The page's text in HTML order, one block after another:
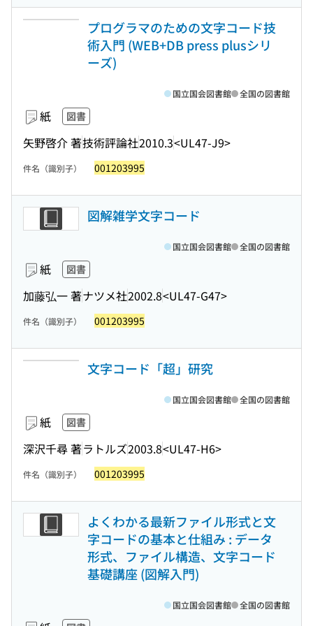
プログラマのための文字コード技
術入門 (WEB+DB press plusシリ
ーズ)
紙 図書
矢野啓介 著技術評論社2010.3<UL47-J9>
国立国会図書館 全国の図書館
件名（識別子） 001203995
図解雑学文字コード
紙 図書
加藤弘一 著ナツメ社2002.8<UL47-G47>
国立国会図書館 全国の図書館
件名（識別子） 001203995
文字コード「超」研究
紙 図書
深沢千尋 著ラトルズ2003.8<UL47-H6>
国立国会図書館 全国の図書館
件名（識別子） 001203995
よくわかる最新ファイル形式と文
字コードの基本と仕組み : データ
形式、ファイル構造、文字コード
基礎講座 (図解入門)
国立国会図書館 全国の図書館